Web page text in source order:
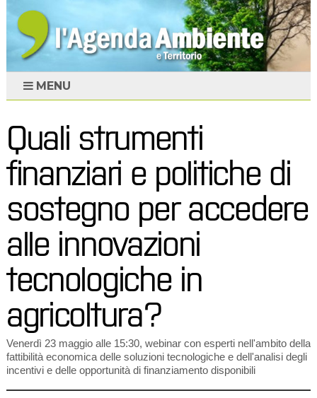
MENU
Quali strumenti
finanziari e politiche di
sostegno per accedere
alle innovazioni
tecnologiche in
agricoltura?
Venerdì 23 maggio alle 15:30, webinar con esperti nell'ambito della
fattibilità economica delle soluzioni tecnologiche e dell'analisi degli
incentivi e delle opportunità di finanziamento disponibili